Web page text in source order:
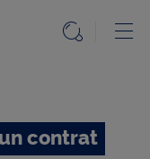
contrat